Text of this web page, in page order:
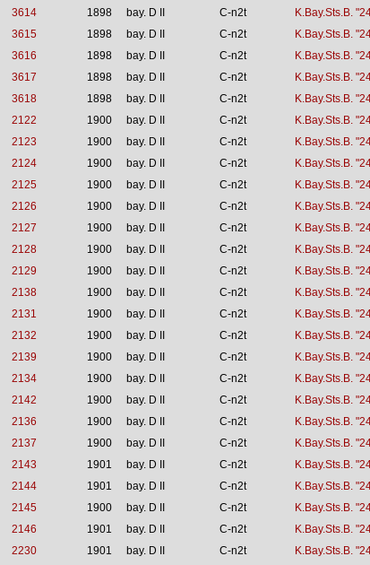
3614 1898 bay. D II C-n2t
K.Bay.Sts.B.
3615 1898 bay. D II C-n2t
K.Bay.Sts.B.
3616 1898 bay. D II C-n2t
K.Bay.Sts.B.
3617 1898 bay. D II C-n2t
K.Bay.Sts.B.
3618 1898 bay. D II C-n2t
K.Bay.Sts.B.
2122 1900 bay. D II C-n2t
K.Bay.Sts.B.
2123 1900 bay. D II C-n2t
K.Bay.Sts.B.
2124 1900 bay. D II C-n2t
K.Bay.Sts.B.
2125 1900 bay. D II C-n2t
K.Bay.Sts.B.
2126 1900 bay. D II C-n2t
K.Bay.Sts.B.
2127 1900 bay. D II C-n2t
K.Bay.Sts.B.
2128 1900 bay. D II C-n2t
K.Bay.Sts.B.
2129 1900 bay. D II C-n2t
K.Bay.Sts.B.
2138 1900 bay. D II C-n2t
K.Bay.Sts.B.
2131 1900 bay. D II C-n2t
K.Bay.Sts.B.
2132 1900 bay. D II C-n2t
K.Bay.Sts.B.
2139 1900 bay. D II C-n2t
K.Bay.Sts.B.
2134 1900 bay. D II C-n2t
K.Bay.Sts.B.
2142 1900 bay. D II C-n2t
K.Bay.Sts.B.
2136 1900 bay. D II C-n2t
K.Bay.Sts.B.
2137 1900 bay. D II C-n2t
K.Bay.Sts.B.
2143 1901 bay. D II C-n2t
K.Bay.Sts.B.
2144 1901 bay. D II C-n2t
K.Bay.Sts.B.
2145 1900 bay. D II C-n2t
K.Bay.Sts.B.
2146 1901 bay. D II C-n2t
K.Bay.Sts.B.
2230 1901 bay. D II C-n2t
K.Bay.Sts.B.